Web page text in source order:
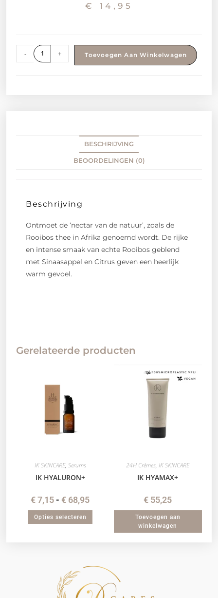
€ 14,95
- + Toevoegen Aan Winkelwagen
BESCHRIJVING
BEOORDELINGEN (0)
Beschrijving
Ontmoet de ‘nectar van de natuur’, zoals de
Rooibos thee in Afrika genoemd wordt. De rijke
en intense smaak van echte Rooibos geblend
met Sinaasappel en Citrus geven een heerlijk
warm gevoel.
Gerelateerde producten
IK SKINCARE, Serums
IK HYALURON+
€7,15 - € 68,95
Opties selecteren
24H Crèmes,IK SKINCARE
IK HYAMAX+
€ 55,25
Toevoegen aan
winkelwagen